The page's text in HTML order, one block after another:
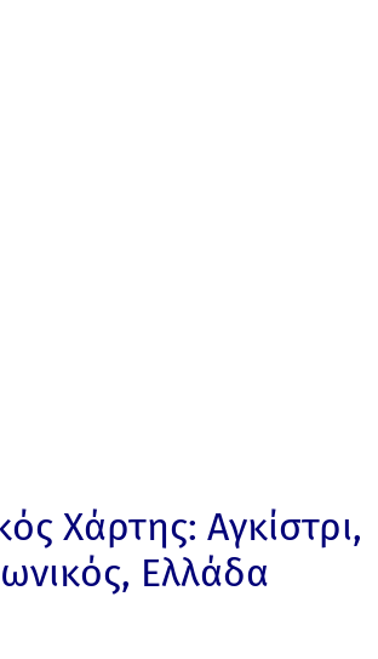
Χάρτης: Αγκίστρι,
Ελλάδα